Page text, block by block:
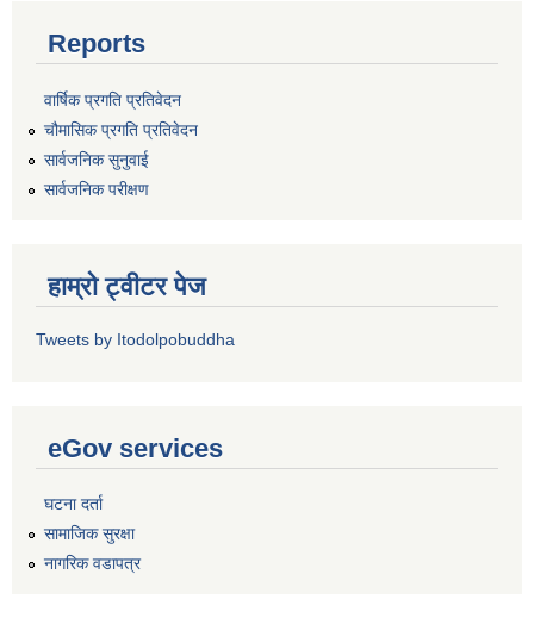
Reports
वार्षिक प्रगति प्रतिवेदन
चौमासिक प्रगति प्रतिवेदन
सार्वजनिक सुनुवाई
सार्वजनिक परीक्षण
हाम्रो ट्वीटर पेज
Tweets by Itodolpobuddha
eGov services
घटना दर्ता
सामाजिक सुरक्षा
नागरिक वडापत्र